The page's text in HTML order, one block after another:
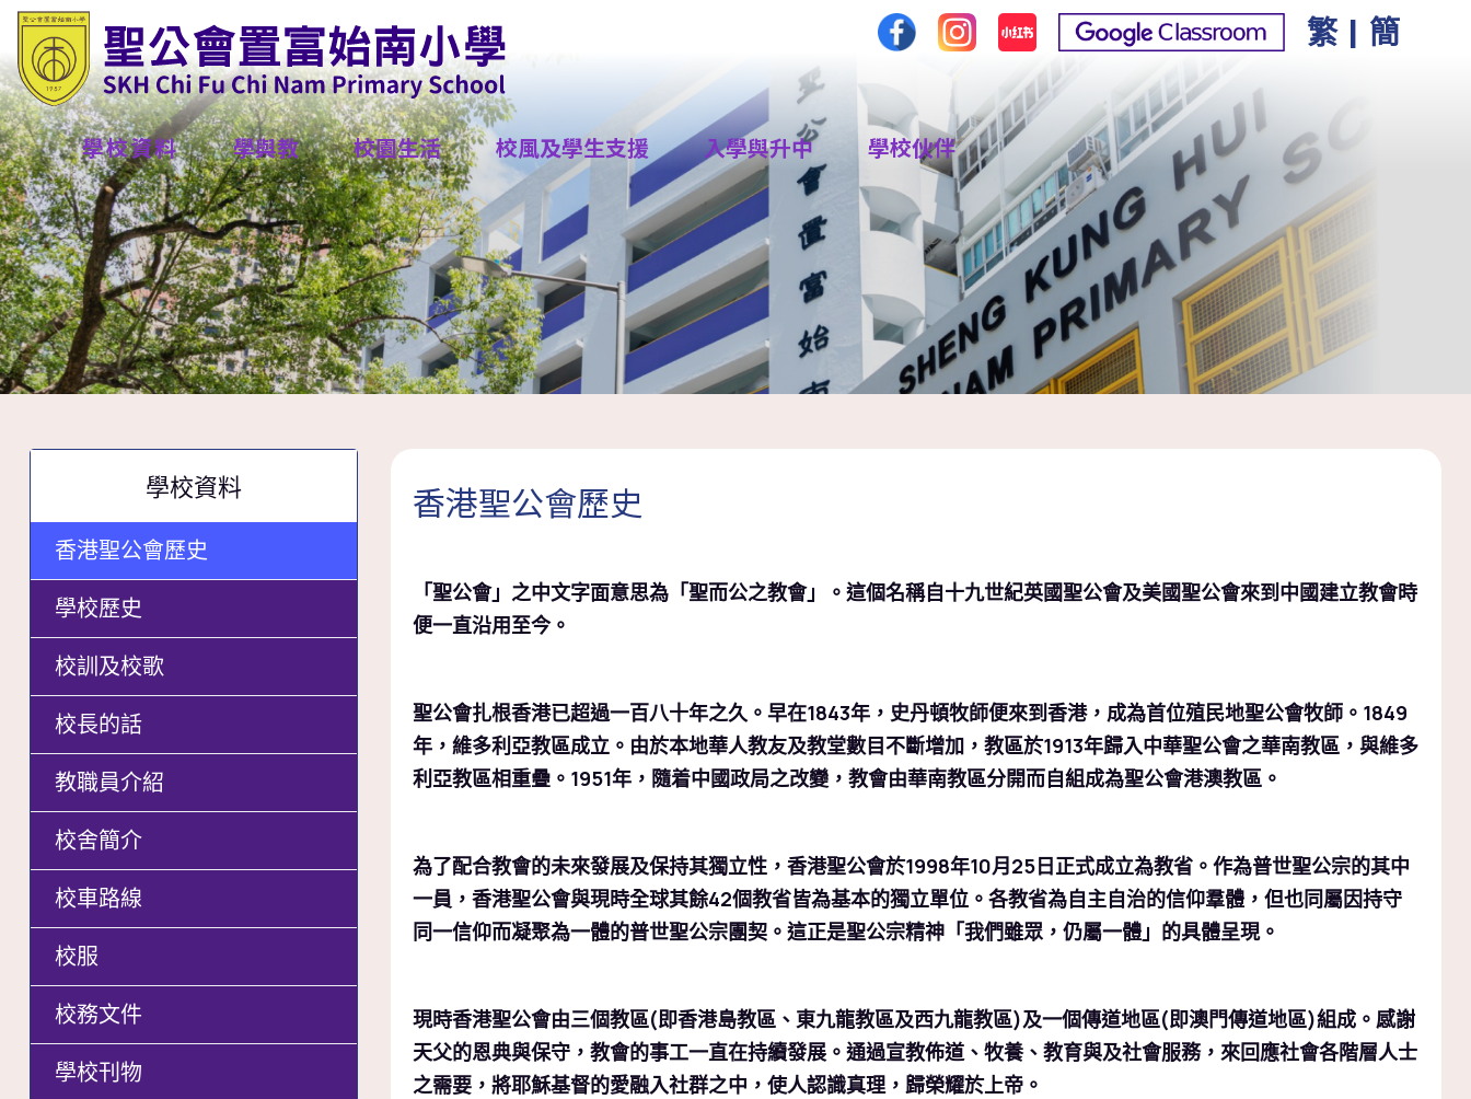
繁 | 簡
學校資料 學與教 校園生活 校風及學生支援 入學與升中 學校伙伴
學校資料
香港聖公會歷史
學校歷史
校訓及校歌
校長的話
教職員介紹
校舍簡介
校車路線
校服
校務文件
學校刊物
香港聖公會歷史
「聖公會」之中文字面意思為「聖而公之教會」。這個名稱自十九世紀英國聖公會及美國聖公會來到中國建立教會時
便一直沿用至今。
聖公會扎根香港已超過一百八十年之久。早在1843年，史丹頓牧師便來到香港，成為首位殖民地聖公會牧師。1849
年，維多利亞教區成立。由於本地華人教友及教堂數目不斷增加，教區於1913年歸入中華聖公會之華南教區，與維多
利亞教區相重疊。1951年，隨着中國政局之改變，教會由華南教區分開而自組成為聖公會港澳教區。
為了配合教會的未來發展及保持其獨立性，香港聖公會於1998年10月25日正式成立為教省。作為普世聖公宗的其中
一員，香港聖公會與現時全球其餘42個教省皆為基本的獨立單位。各教省為自主自治的信仰羣體，但也同屬因持守
同一信仰而凝聚為一體的普世聖公宗團契。這正是聖公宗精神「我們雖眾，仍屬一體」的具體呈現。
現時香港聖公會由三個教區(即香港島教區、東九龍教區及西九龍教區)及一個傳道地區(即澳門傳道地區)組成。感謝
天父的恩典與保守，教會的事工一直在持續發展。通過宣教佈道、牧養、教育與及社會服務，來回應社會各階層人士
之需要，將耶穌基督的愛融入社群之中，使人認識真理，歸榮耀於上帝。